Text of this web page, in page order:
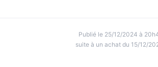
Publié le 25/12/2024 à
suite à un achat du 15/12/